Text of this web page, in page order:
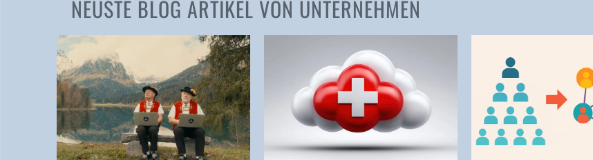
Andelfingen
Balsthal
NEUSTE BLOG ARTIKEL VON UNTERNEHMEN